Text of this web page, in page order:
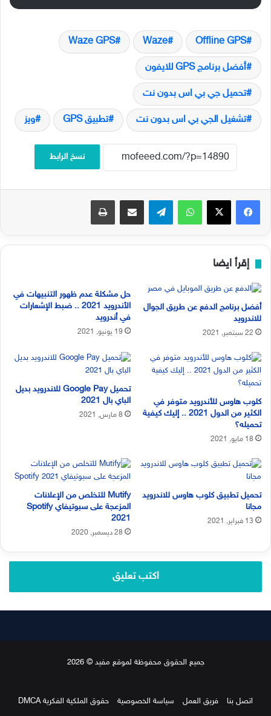
Offline GPS
Waze
Waze GPS
أفضل برنامج GPS للايفون
تحميل جي بي اس بدون نت
تشغيل الجي بي اس بدون نت تطبيق GPS ويز
نسخ الرابط
فيسبوك‫X واتساب تيلقرام مشاركة عبر البريد طباعة
إقرأ ايضا
أفضل برنامج الدفع عن طريق الجوال
للاندرويد
22 سبتمبر, 2021
حل مشكلة عدم ظهور التنبيهات في
الأندرويد 2021 .. ضبط الإشعارات
في أندرويد
19 يونيو, 2021
كلوب هاوس للأندرويد متوفر في
الكثير من الدول 2021 .. إليك كيفية
تحميله؟
18 مايو, 2021
تحميل Google Pay للاندرويد بديل
الباي بال 2021
8 مارس, 2021
تحميل تطبيق كلوب هاوس للاندرويد
مجانا
13 فبراير, 2021
Mutify للتخلص من الإعلانات
المزعجة على سبوتيفاي Spotify
2021
28 ديسمبر, 2020
اكتب تعليق
جميع الحقوق محفوظة لموقع مفيد © 2026
اتصل بنا فريق العمل سياسة الخصوصية حقوق الملكية الفكرية DMCA